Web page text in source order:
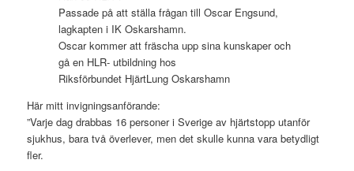
Passade på att ställa frågan till Oscar Engsund,
lagkapten i IK Oskarshamn.
Oscar kommer att fräscha upp sina kunskaper och
gå en HLR- utbildning hos
Riksförbundet HjärtLung Oskarshamn
Här mitt invigningsanförande:
”Varje dag drabbas 16 personer i Sverige av hjärtstopp utanför
sjukhus, bara två överlever, men det skulle kunna vara betydligt
fler.